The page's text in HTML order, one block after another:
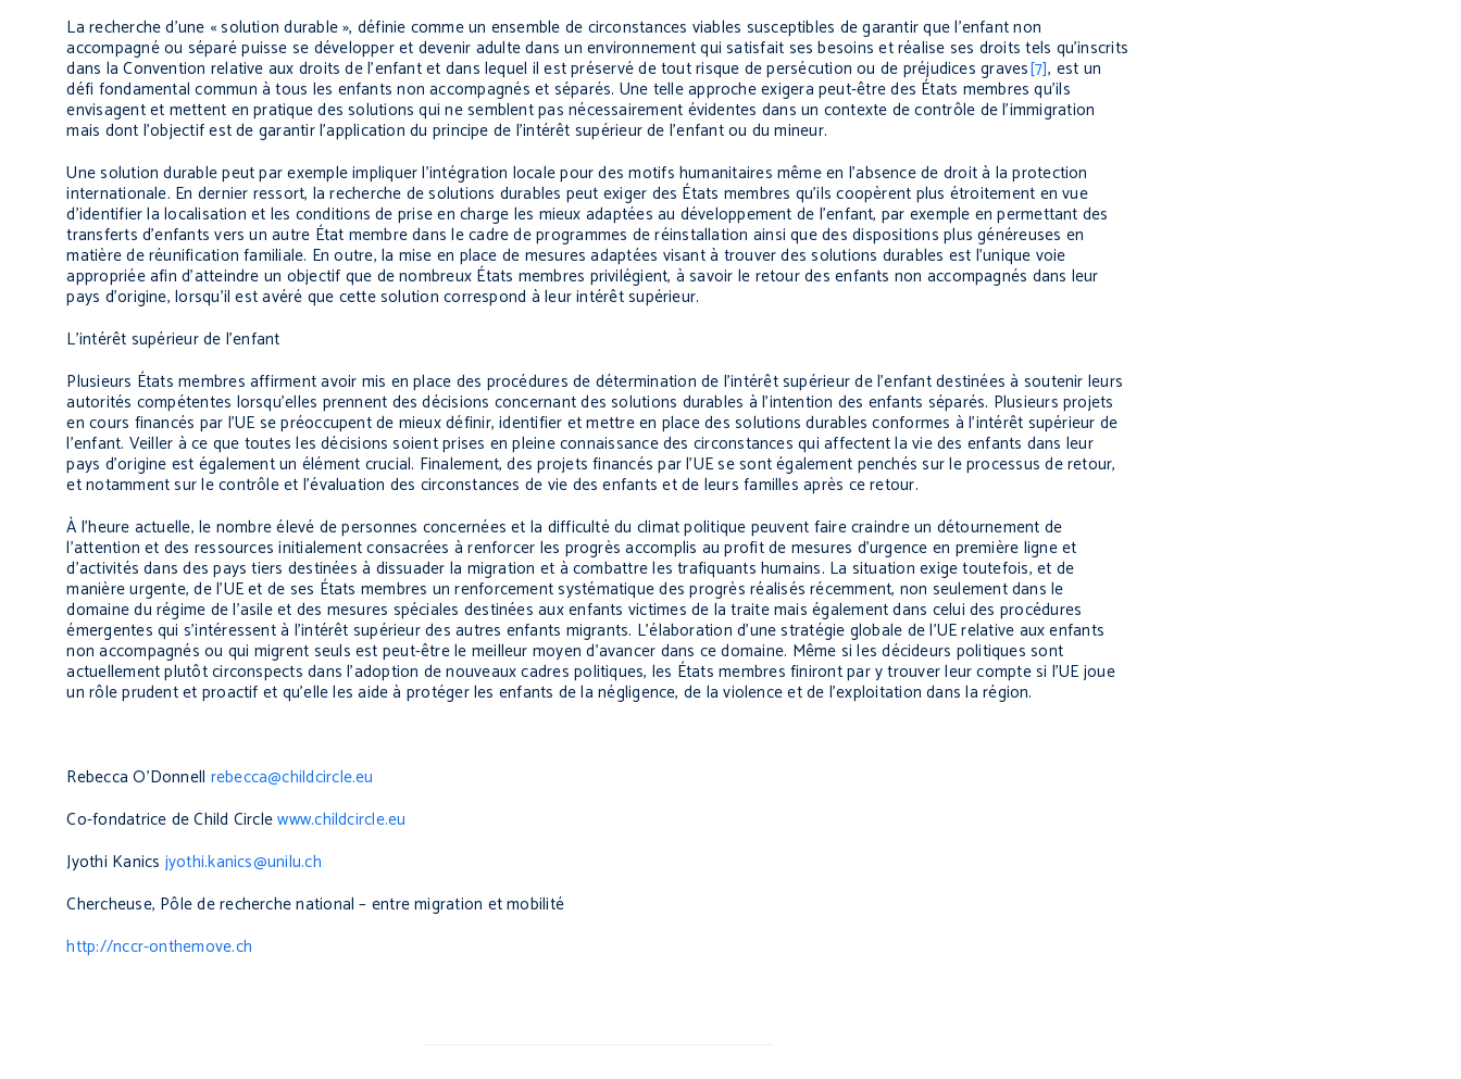
La recherche d’une « solution durable », définie comme un ensemble de circonstances viables susceptibles de garantir que l’enfant non
accompagné ou séparé puisse se développer et devenir adulte dans un environnement qui satisfait ses besoins et réalise ses droits tels qu’inscrits
dans la Convention relative aux droits de l’enfant et dans lequel il est préservé de tout risque de persécution ou de préjudices graves[7], est un
défi fondamental commun à tous les enfants non accompagnés et séparés. Une telle approche exigera peut-être des États membres qu’ils
envisagent et mettent en pratique des solutions qui ne semblent pas nécessairement évidentes dans un contexte de contrôle de l’immigration
mais dont l’objectif est de garantir l’application du principe de l’intérêt supérieur de l’enfant ou du mineur.
Une solution durable peut par exemple impliquer l’intégration locale pour des motifs humanitaires même en l’absence de droit à la protection
internationale. En dernier ressort, la recherche de solutions durables peut exiger des États membres qu’ils coopèrent plus étroitement en vue
d’identifier la localisation et les conditions de prise en charge les mieux adaptées au développement de l’enfant, par exemple en permettant des
transferts d’enfants vers un autre État membre dans le cadre de programmes de réinstallation ainsi que des dispositions plus généreuses en
matière de réunification familiale. En outre, la mise en place de mesures adaptées visant à trouver des solutions durables est l’unique voie
appropriée afin d’atteindre un objectif que de nombreux États membres privilégient, à savoir le retour des enfants non accompagnés dans leur
pays d’origine, lorsqu’il est avéré que cette solution correspond à leur intérêt supérieur.
L’intérêt supérieur de l’enfant
Plusieurs États membres affirment avoir mis en place des procédures de détermination de l’intérêt supérieur de l’enfant destinées à soutenir leurs
autorités compétentes lorsqu’elles prennent des décisions concernant des solutions durables à l’intention des enfants séparés. Plusieurs projets
en cours financés par l’UE se préoccupent de mieux définir, identifier et mettre en place des solutions durables conformes à l’intérêt supérieur de
l’enfant. Veiller à ce que toutes les décisions soient prises en pleine connaissance des circonstances qui affectent la vie des enfants dans leur
pays d’origine est également un élément crucial. Finalement, des projets financés par l’UE se sont également penchés sur le processus de retour,
et notamment sur le contrôle et l’évaluation des circonstances de vie des enfants et de leurs familles après ce retour.
À l’heure actuelle, le nombre élevé de personnes concernées et la difficulté du climat politique peuvent faire craindre un détournement de
l’attention et des ressources initialement consacrées à renforcer les progrès accomplis au profit de mesures d’urgence en première ligne et
d’activités dans des pays tiers destinées à dissuader la migration et à combattre les trafiquants humains. La situation exige toutefois, et de
manière urgente, de l’UE et de ses États membres un renforcement systématique des progrès réalisés récemment, non seulement dans le
domaine du régime de l’asile et des mesures spéciales destinées aux enfants victimes de la traite mais également dans celui des procédures
émergentes qui s’intéressent à l’intérêt supérieur des autres enfants migrants. L’élaboration d’une stratégie globale de l’UE relative aux enfants
non accompagnés ou qui migrent seuls est peut-être le meilleur moyen d’avancer dans ce domaine. Même si les décideurs politiques sont
actuellement plutôt circonspects dans l’adoption de nouveaux cadres politiques, les États membres finiront par y trouver leur compte si l’UE joue
un rôle prudent et proactif et qu’elle les aide à protéger les enfants de la négligence, de la violence et de l’exploitation dans la région.
Rebecca O’Donnell rebecca@childcircle.eu
Co-fondatrice de Child Circlewww.childcircle.eu
Jyothi Kanics jyothi.kanics@unilu.ch
Chercheuse, Pôle de recherche national – entre migration et mobilité
http://nccr-onthemove.ch